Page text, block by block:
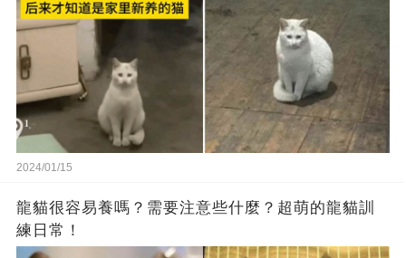
2024/01/15
龍貓很容易養嗎？需要注意些什麼？超萌的龍貓訓
練日常！